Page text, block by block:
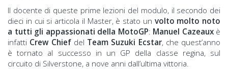
Il docente di queste prime lezioni del modulo, il secondo dei
dieci in cui si articola il Master, è stato un volto molto noto
a tutti gli appassionati della MotoGP: Manuel Cazeauxè
infatti Crew Chiefdel Team Suzuki Ecstar, che quest’anno
è tornato al successo in un GP della classe regina, sul
circuito di Silverstone, a nove anni dall’ultima vittoria.